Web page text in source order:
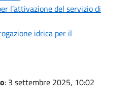
l’attivazione del servizio di
idrica per il
: 3 settembre 2025, 10:02